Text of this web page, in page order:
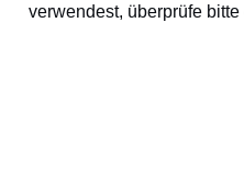
verwendest, überprüfe